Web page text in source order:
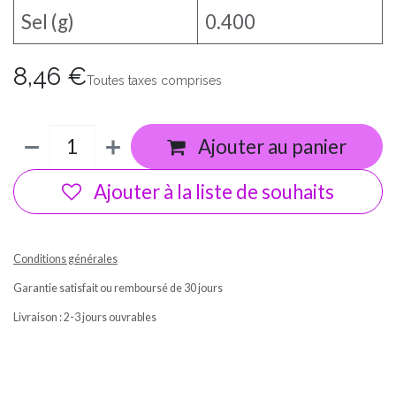
Sel (g)
0.400
8,46 €Toutes taxes comprises
Ajouter au panier
Ajouter à la liste de souhaits
Conditions générales
Garantie satisfait ou remboursé de 30 jours
Livraison : 2-3 jours ouvrables